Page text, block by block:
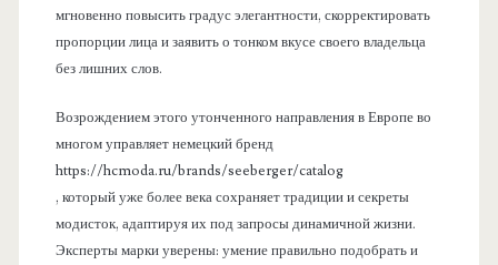
мгновенно повысить градус элегантности, скорректировать
пропорции лица и заявить о тонком вкусе своего владельца
без лишних слов.
Возрождением этого утонченного направления в Европе во
многом управляет немецкий бренд
https://hcmoda.ru/brands/seeberger/catalog
, который уже более века сохраняет традиции и секреты
модисток, адаптируя их под запросы динамичной жизни.
Эксперты марки уверены: умение правильно подобрать и